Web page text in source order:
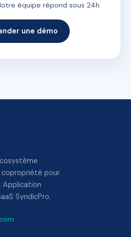
équipe répond sous 24h.
une démo
pour
Application
SyndicPro.